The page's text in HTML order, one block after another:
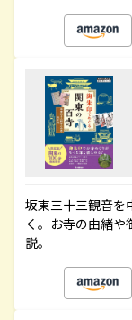
坂東三十三観音を
く。お寺の由緒
説。